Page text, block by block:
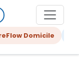
Domicile